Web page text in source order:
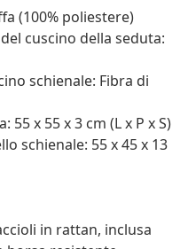
(100% poliestere)
cuscino della seduta:
schienale: Fibra di
x 55 x 3 cm (L x P x S)
schienale: 55 x 45 x 13
in rattan, inclusa